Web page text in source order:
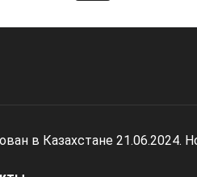
в Казахстане